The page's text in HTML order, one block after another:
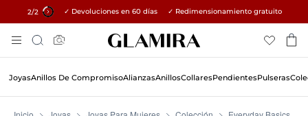
1/2 15% en todos los pedidos →
✓ Devoluciones en 60 días ✓ Redimensionamiento gratuito
Al
Contenido
Búsqueda
JoyasAnillos De CompromisoAlianzasAnillosCollaresPendientesPulseras